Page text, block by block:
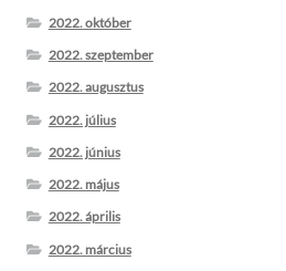
2022. október
2022. szeptember
2022. augusztus
2022. július
2022. június
2022. május
2022. április
2022. március